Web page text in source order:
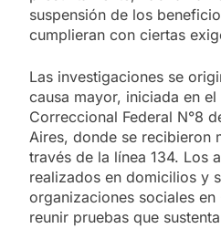
suspensión de los
cumplieran con ciertas
Las investigaciones se
causa mayor, iniciada en
Correccional Federal N°8
Aires, donde se recibieron
través de la línea 134. Los
realizados en domicilios y
organizaciones sociales
reunir pruebas que